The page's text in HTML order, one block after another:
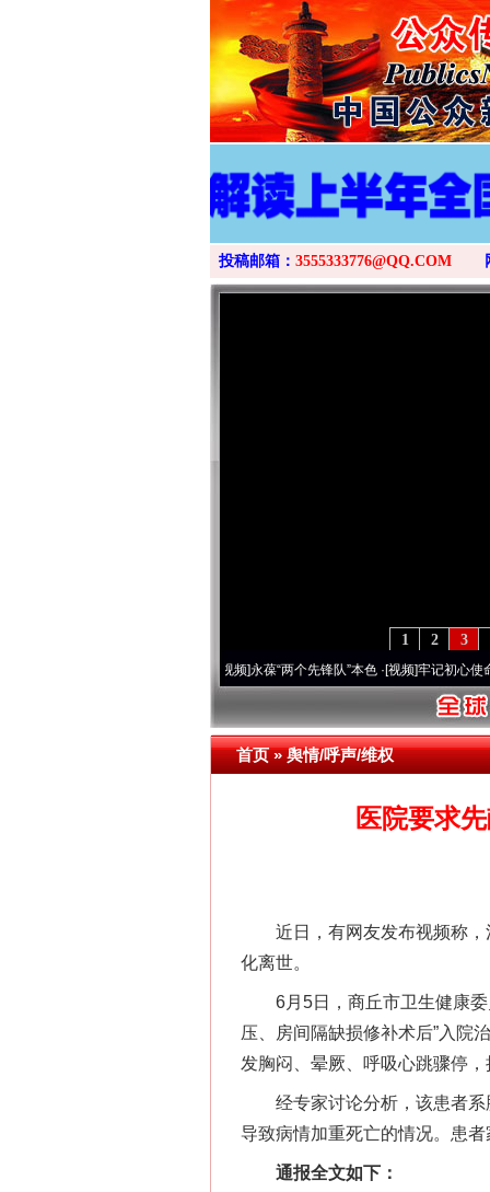
投稿邮箱： 3555333776@QQ.COM
3
2
1
永葆“两个先锋队”本色·[视频]牢记初心使命 奋进复
首页»舆情/呼声/维权
医院要求
近日，有网友发布视频称，
化离世。
6月5日，商丘市卫生健康委
压、房间隔缺损修补术后”入院
发胸闷、晕厥、呼吸心跳骤停
经专家讨论分析，该患者系
导致病情加重死亡的情况。患
通报全文如下：